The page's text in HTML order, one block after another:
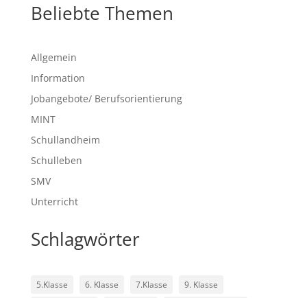
Beliebte Themen
Allgemein
Information
Jobangebote/ Berufsorientierung
MINT
Schullandheim
Schulleben
SMV
Unterricht
Schlagwörter
5.Klasse 6. Klasse 7.Klasse
9. Klasse